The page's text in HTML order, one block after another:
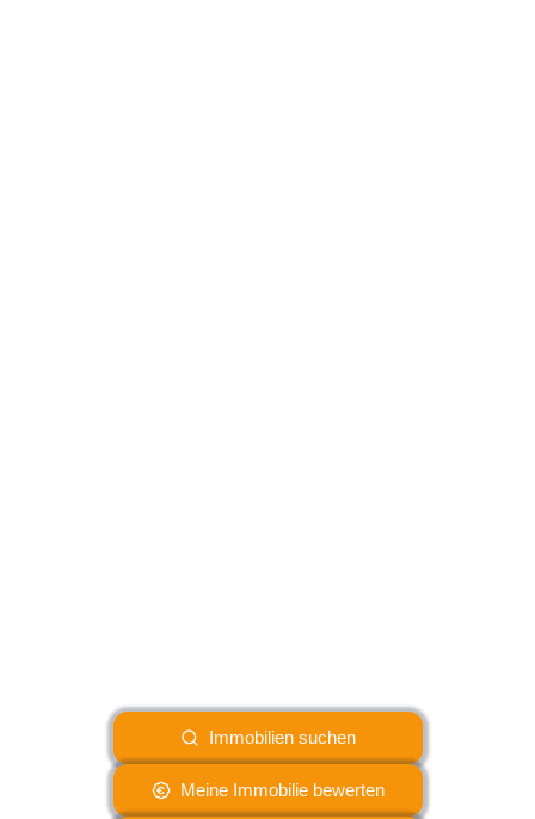
Immobilien suchen
Meine Immobilie bewerten